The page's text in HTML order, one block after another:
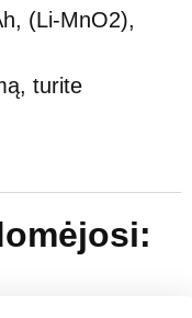
(Li-MnO2),
turite